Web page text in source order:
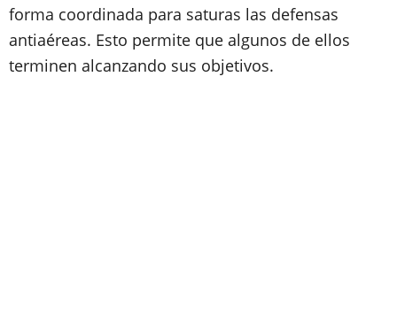
forma coordinada para saturas las defensas
antiaéreas. Esto permite que algunos de ellos
terminen alcanzando sus objetivos.